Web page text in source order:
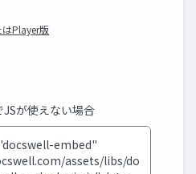
はPlayer版
JSが使えない場合